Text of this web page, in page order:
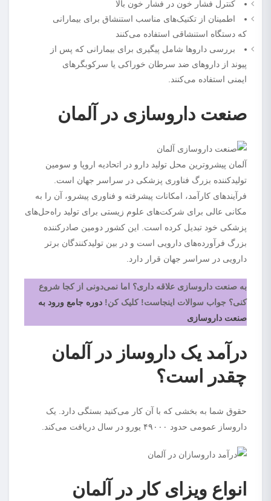
کنترل فشار خون در فشار خون بالا
اطمینان از تکنیک‌های مناسب استنشاق برای بیمارانی
که دستگاه استنشاقی استفاده می‌کنند
بررسی داروها شامل پیگیری برای بیمارانی که پس از
پیوند از داروهای ضد سرطان خوراکی یا سرکوبگرهای
ایمنی استفاده می‌کنند.
صنعت داروسازی در آلمان
آلمان پیشروترین محل تولید دارو در اتحادیه اروپا و سومین
تولیدکننده بزرگ فناوری پزشکی در سراسر جهان است.
فرآیندهای کارآمد، امکانات پیشرفته و فناوری پیشرو، آن را به
مکانی عالی برای شرکت‌های علوم زیستی برای تولید راه‌حل‌های
پزشکی خود تبدیل کرده است. این کشور دومین صادرکننده
بزرگ فرآورده‌های دارویی است و در بین تولیدکنندگان برتر
دارویی در سراسر جهان قرار دارد.
به صنعت داروسازی علاقه داری؟ اما نمی‌دونی از کجا شروع
کنی؟ جواب سوالات اینجاست! کلیک کن! دوره جامع ورود به
صنعت داروسازی
درآمد یک داروساز در آلمان
چقدر است؟
حقوق شما به بخشی که با آن کار می‌کنید بستگی دارد. یک
داروساز عمومی حدود ۴۹۰۰۰ یورو در سال دریافت می‌کند.
انواع ویزای کار در آلمان